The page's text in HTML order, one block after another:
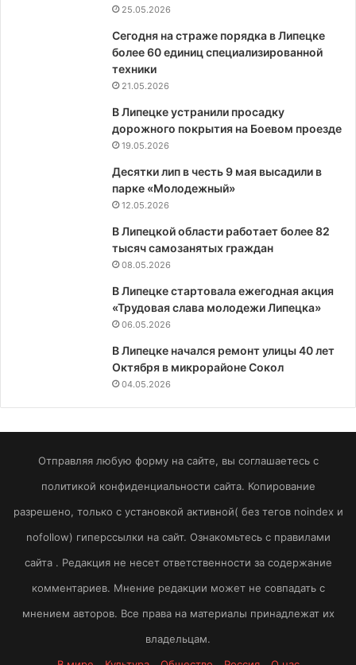
25.05.2026
Сегодня на страже порядка в Липецке
более 60 единиц специализированной
техники
21.05.2026
В Липецке устранили просадку
дорожного покрытия на Боевом проезде
19.05.2026
Десятки лип в честь 9 мая высадили в
парке «Молодежный»
12.05.2026
В Липецкой области работает более 82
тысяч самозанятых граждан
08.05.2026
В Липецке стартовала ежегодная акция
«Трудовая слава молодежи Липецка»
06.05.2026
В Липецке начался ремонт улицы 40 лет
Октября в микрорайоне Сокол
04.05.2026
Отправляя любую форму на сайте, вы соглашаетесь с
политикой конфиденциальности сайта. Копирование
разрешено, только с установкой активной( без тегов noindex и
nofollow) гиперссылки на сайт. Ознакомьтесь с правилами
сайта . Редакция не несет ответственности за содержание
комментариев. Мнение редакции может не совпадать с
мнением авторов. Все права на материалы принадлежат их
владельцам.